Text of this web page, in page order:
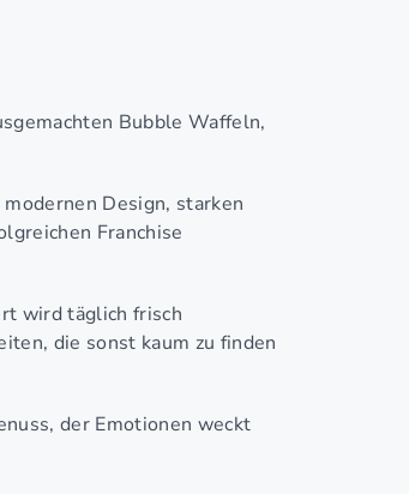
Bubble Waffeln,
Design, starken
Franchise
wird täglich frisch
die sonst kaum zu finden
der Emotionen weckt